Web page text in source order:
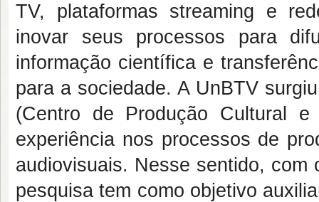
TV, plataformas streaming e
inovar seus processos para
informação científica e
para a sociedade. A UnBTV
(Centro de Produção Cultural
experiência nos processos de
audiovisuais. Nesse sentido,
pesquisa tem como objetivo